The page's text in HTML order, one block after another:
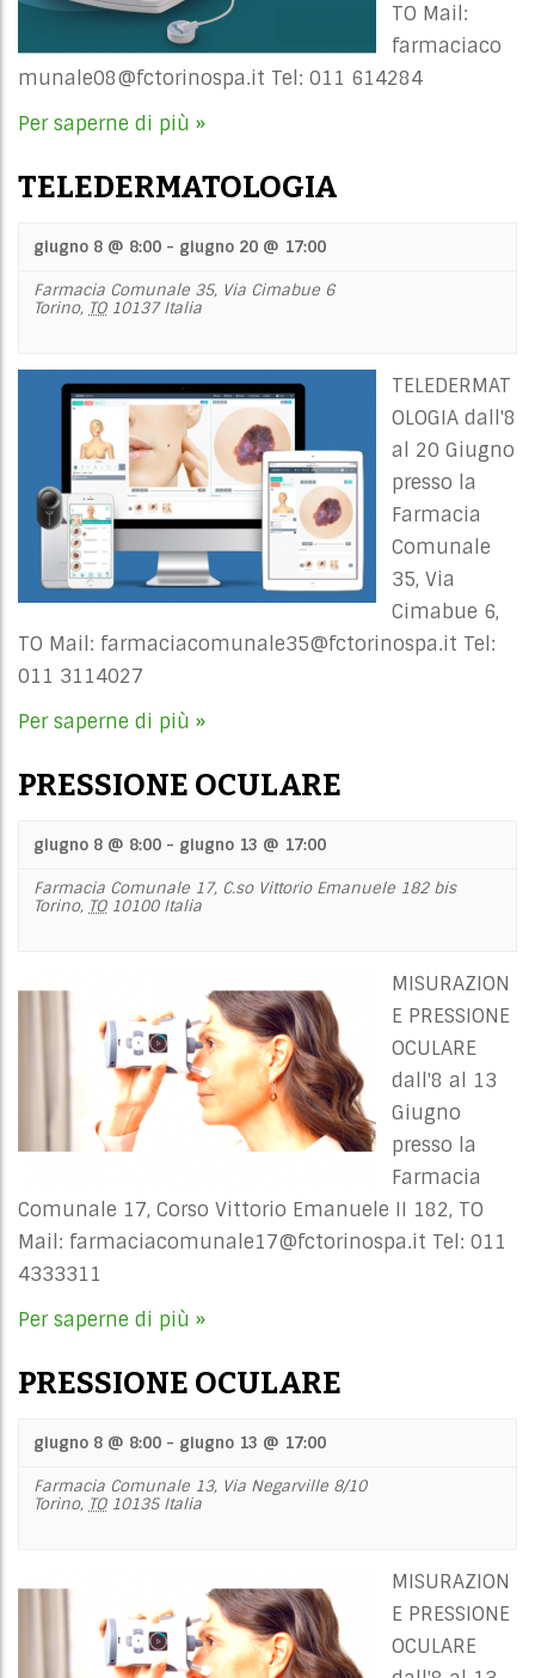
TO Mail:
farmaciaco
munale08@fctorinospa.it Tel: 011 614284
Per saperne di più »
TELEDERMATOLOGIA
giugno 8 @ 8:00 - giugno 20 @ 17:00
Farmacia Comunale 35, Via Cimabue 6
Torino, TO 10137 Italia
TELEDERMAT
OLOGIA dall'8
al 20 Giugno
presso la
Farmacia
Comunale
35, Via
Cimabue 6,
TO Mail: farmaciacomunale35@fctorinospa.it Tel:
011 3114027
Per saperne di più »
PRESSIONE OCULARE
giugno 8 @ 8:00 - giugno 13 @ 17:00
Farmacia Comunale 17, C.so Vittorio Emanuele 182 bis
Torino, TO 10100 Italia
MISURAZION
E PRESSIONE
OCULARE
dall'8 al 13
Giugno
presso la
Farmacia
Comunale 17, Corso Vittorio Emanuele II 182, TO
Mail: farmaciacomunale17@fctorinospa.it Tel: 011
4333311
Per saperne di più »
PRESSIONE OCULARE
giugno 8 @ 8:00 - giugno 13 @ 17:00
Farmacia Comunale 13, Via Negarville 8/10
Torino, TO 10135 Italia
MISURAZION
E PRESSIONE
OCULARE